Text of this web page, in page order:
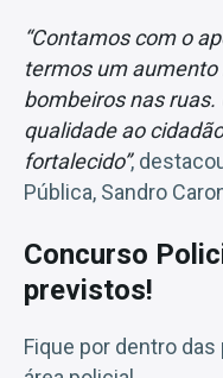
“Contamos com o
termos um aumento
bombeiros nas
qualidade ao
fortalecido”,
Pública, Sandro
Concurso
previstos!
Fique por dentro